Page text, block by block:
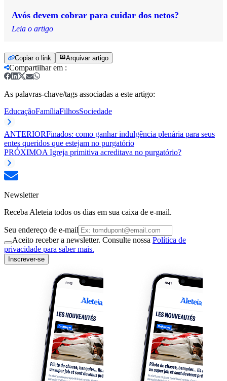
Avós devem cobrar para cuidar dos netos?
Leia o artigo
Copiar o link Arquivar artigo
Compartilhar em :
As palavras-chave/tags associadas a este artigo:
EducaçãoFamíliaFilhosSociedade
ANTERIORFinados: como ganhar indulgência plenária para seus
entes queridos que estejam no purgatório
PRÓXIMOA Igreja primitiva acreditava no purgatório?
Newsletter
Receba Aleteia todos os dias em sua caixa de e-mail.
Seu endereço de e-mail
Aceito receber a newsletter. Consulte nossa Política de
privacidade para saber mais.
Inscrever-se